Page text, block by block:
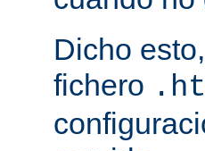
Dicho
fichero